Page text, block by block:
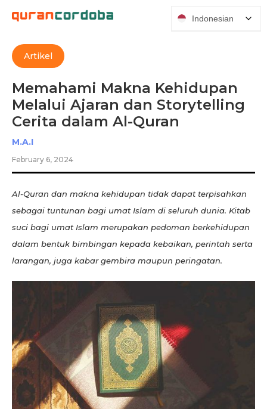
Artikel
Memahami Makna Kehidupan
Melalui Ajaran dan Storytelling
Cerita dalam Al-Quran
M.A.I
February 6, 2024
Al-Quran dan makna kehidupan tidak dapat terpisahkan
sebagai tuntunan bagi umat Islam di seluruh dunia. Kitab
suci bagi umat Islam merupakan pedoman berkehidupan
dalam bentuk bimbingan kepada kebaikan, perintah serta
larangan, juga kabar gembira maupun peringatan.
Indonesian